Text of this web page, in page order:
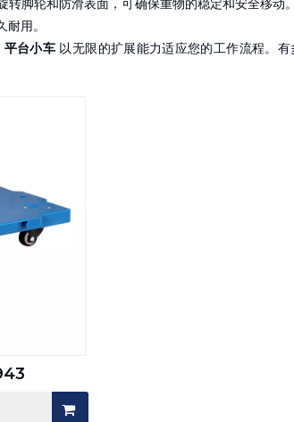
转脚轮和防滑表面，可确保重物的稳定和安全移
用。
平台小车 以无限的扩展能力适应您的工作流程。